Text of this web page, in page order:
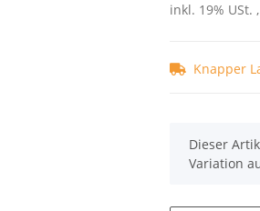
inkl. 19% USt.
Knapper
x
Dieser
Variation